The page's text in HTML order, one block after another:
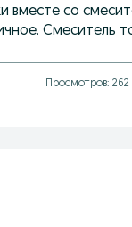
вместе со
Просмотров: 262